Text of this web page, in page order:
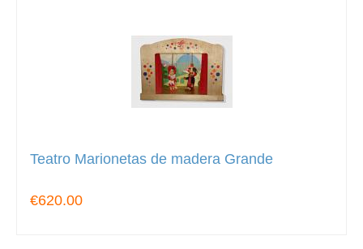
Teatro Marionetas de madera Grande
€620.00